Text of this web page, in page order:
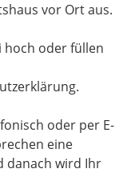
vor Ort aus.
hoch oder füllen
oder per E-
eine
danach wird Ihr